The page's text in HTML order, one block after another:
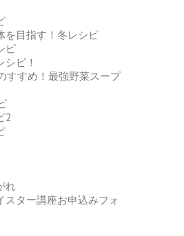
を目指す！冬レシピ
ピ
シピ！
すすめ！最強野菜スープ
2
れ
スター講座お申込みフォ